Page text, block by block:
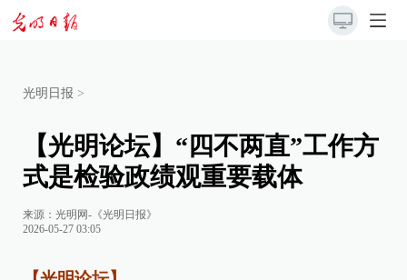
光明日报 >
【光明论坛】“四不两直”工作方
式是检验政绩观重要载体
来源： 光明网-《光明日报》
2026-05-27 03:05